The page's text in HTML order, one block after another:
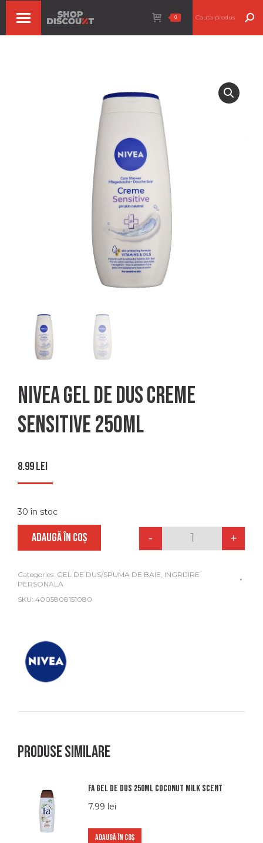
0
Nivea gel de dus creme
sensitive 250ml
8.99lei
30 în stoc
Quantity
- +
ADAUGĂ ÎN COȘ
Categories: GEL DE DUS/SPUMA DE BAIE INGRIJIRE
PERSONALA
SKU: 4005808151080
Produse similare
Fa gel de dus 250ml coconut milk scent
7.99 lei
ADAUGĂ ÎN COȘ